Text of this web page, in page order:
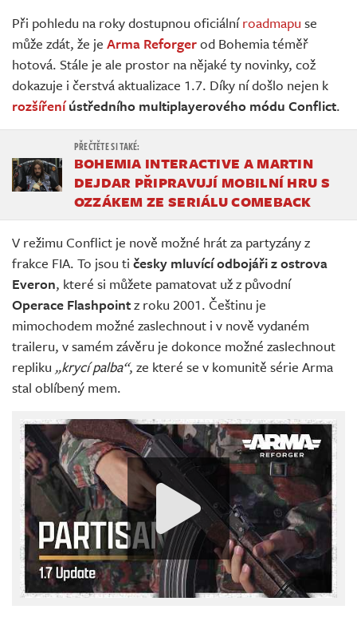
Živě
Při pohledu na roky dostupnou oficiálníroadmapu se
může zdát, že je Arma Reforgerod Bohemia téměř
hotová. Stále je ale prostor na nějaké ty novinky, což
dokazuje i čerstvá aktualizace 1.7. Díky ní došlo nejen k
rozšířeníústředního multiplayerového módu Conflict.
BOHEMIA INTERACTIVE A MARTIN
DEJDAR PŘIPRAVUJÍ MOBILNÍ HRU S
OZZÁKEM ZE SERIÁLU COMEBACK
V režimu Conflict je nově možné hrát za partyzány z
frakce FIA. To jsou ti česky mluvící odbojáři z ostrova
Everon, které si můžete pamatovat už z původní
Operace Flashpointz roku 2001. Češtinu je
mimochodem možné zaslechnout i v nově vydaném
traileru, v samém závěru je dokonce možné zaslechnout
repliku „krycí palba“, ze které se v komunitě série Arma
stal oblíbený mem.